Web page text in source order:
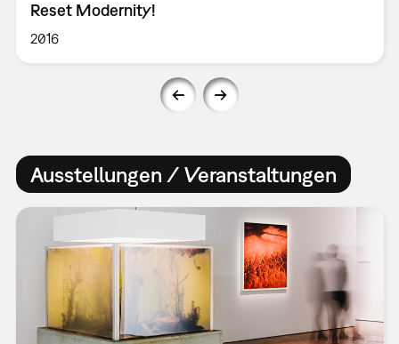
Reset Modernity!
2016
Ausstellungen / Veranstaltungen